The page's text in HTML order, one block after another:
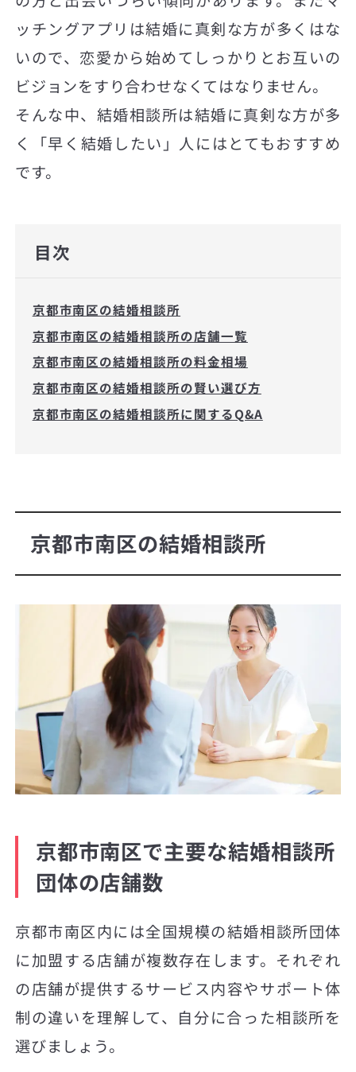
ッチングアプリは結婚に真剣な方が多くはな
いので、恋愛から始めてしっかりとお互いの
ビジョンをすり合わせなくてはなりません。
そんな中、結婚相談所は結婚に真剣な方が多
く「早く結婚したい」人にはとてもおすすめ
です。
目次
京都市南区の結婚相談所
京都市南区の結婚相談所の店舗一覧
京都市南区の結婚相談所の料金相場
京都市南区の結婚相談所の賢い選び方
京都市南区の結婚相談所に関するQ&A
京都市南区の結婚相談所
京都市南区で主要な結婚相談所
団体の店舗数
京都市南区内には全国規模の結婚相談所団体
に加盟する店舗が複数存在します。それぞれ
の店舗が提供するサービス内容やサポート体
制の違いを理解して、自分に合った相談所を
選びましょう。